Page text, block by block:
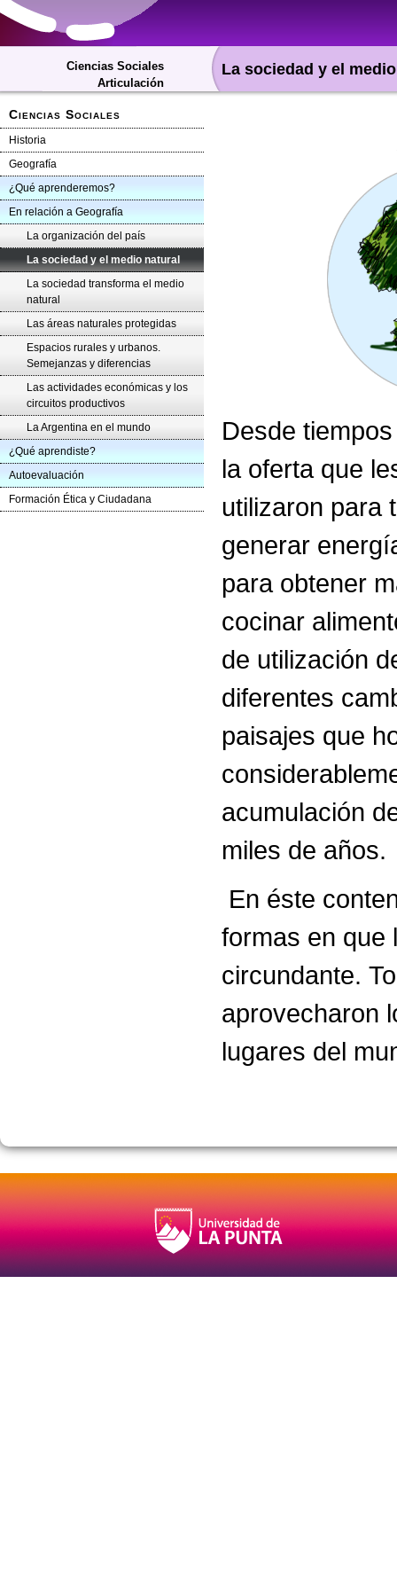
Ciencias Sociales
Articulación
Ciencias Sociales
Historia
Geografía
¿Qué aprenderemos?
En relación a Geografía
La organización del país
La sociedad y el medio natural
La sociedad transforma el medio
natural
Las áreas naturales protegidas
Espacios rurales y urbanos.
Semejanzas y diferencias
Las actividades económicas y los
circuitos productivos
La Argentina en el mundo
¿Qué aprendiste?
Autoevaluación
Formación Ética y Ciudadana
La sociedad y el
Desde
la oferta que
utilizaron para
generar
para obtener
cocinar
de utilización
diferentes
paisajes que
acumulación
miles de años.
En éste
formas en que
circundante.
aprovecharon
lugares del